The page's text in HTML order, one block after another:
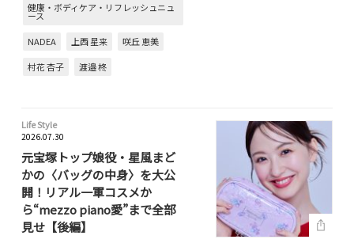
健康・ボディケア・リフレッシュニュ
ース
NADEA
上西 星来
咲丘 恵美
村花 杏子
渡邉 柊
Life Style
2026.07.30
元宝塚トップ娘役・星風まど
かの〈バッグの中身〉を大公
開！リアル一軍コスメか
ら“mezzo piano愛”まで全部
見せ【後編】